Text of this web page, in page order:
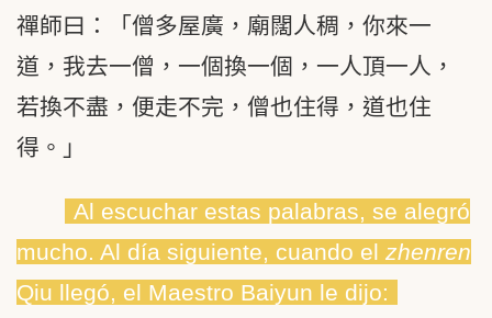
禪師曰：「僧多屋廣，廟闊人稠，你來一
道，我去一僧，一個換一個，一人頂一人，
若換不盡，便走不完，僧也住得，道也住
得。」
Al escuchar estas palabras, se alegró
mucho. Al día siguiente, cuando el zhenren
Qiu llegó, el Maestro Baiyun le dijo: